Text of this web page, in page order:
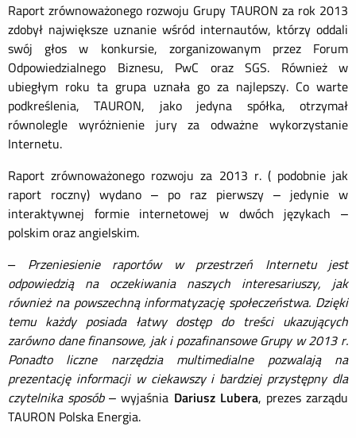
Raport zrównoważonego rozwoju Grupy TAURON za rok 2013
zdobył największe uznanie wśród internautów, którzy oddali
swój głos w konkursie, zorganizowanym przez Forum
Odpowiedzialnego Biznesu, PwC oraz SGS. Również w
ubiegłym roku ta grupa uznała go za najlepszy. Co warte
podkreślenia, TAURON, jako jedyna spółka, otrzymał
równolegle wyróżnienie jury za odważne wykorzystanie
Internetu.
Raport zrównoważonego rozwoju za 2013 r. ( podobnie jak
raport roczny) wydano – po raz pierwszy – jedynie w
interaktywnej formie internetowej w dwóch językach –
polskim oraz angielskim.
– Przeniesienie raportów w przestrzeń Internetu jest
odpowiedzią na oczekiwania naszych interesariuszy, jak
również na powszechną informatyzację społeczeństwa. Dzięki
temu każdy posiada łatwy dostęp do treści ukazujących
zarówno dane finansowe, jak i pozafinansowe Grupy w 2013 r.
Ponadto liczne narzędzia multimedialne pozwalają na
prezentację informacji w ciekawszy i bardziej przystępny dla
czytelnika sposób– wyjaśnia Dariusz Lubera, prezes zarządu
TAURON Polska Energia.